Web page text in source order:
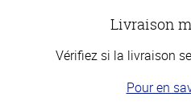
Livraison
Vérifiez si la livraison
Pour en